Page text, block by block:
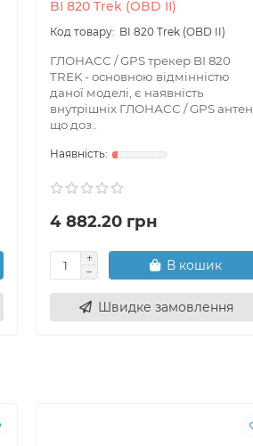
BI 820 Trek (OBD II)
BI 820 Trek (OBD II)
ГЛОНАСС / GPS трекер BI 820
TREK - основною відмінністю
даної моделі, є наявність
внутрішніх ГЛОНАСС / GPS антен,
що доз..
4 882.20 грн
В кошик
Швидке замовлення